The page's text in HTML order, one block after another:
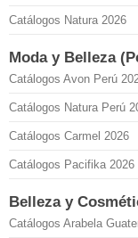
Catálogos Natura 2026
Moda y Belleza
Catálogos Avon Perú
Catálogos Natura Perú
Catálogos Carmel 2026
Catálogos Pacifika 2026
Belleza y
Catálogos Arabela